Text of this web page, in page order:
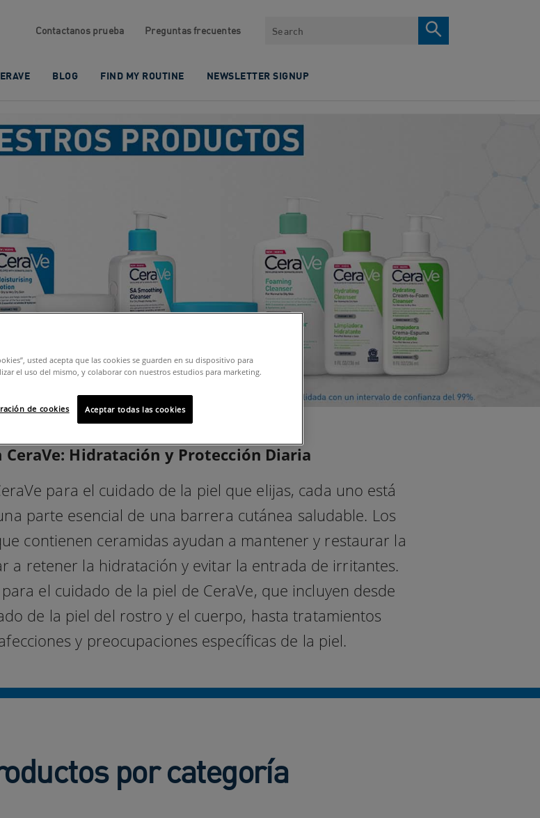
Contactanos prueba Preguntas frecuentes Search
BLOG FIND MY ROUTINE NEWSLETTER SIGNUP
CeraVe: Hidratación y Protección Diaria
para el cuidado de la piel que elijas, cada uno está
parte esencial de una barrera cutánea saludable. Los
contienen ceramidas ayudan a mantener y restaurar la
a retener la hidratación y evitar la entrada de irritantes.
el cuidado de la piel de CeraVe, que incluyen desde
de la piel del rostro y el cuerpo, hasta tratamientos
y preocupaciones específicas de la piel.
por categoría
usted acepta que las cookies se guarden en su dispositivo para
el uso del mismo, y colaborar con nuestros estudios para marketing.
Aceptar todas las cookies
de cookies